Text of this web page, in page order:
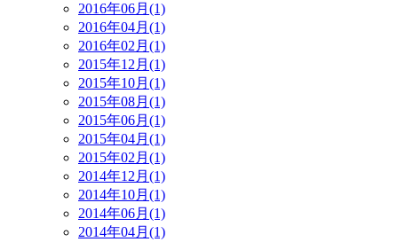
2016年06月(1)
2016年04月(1)
2016年02月(1)
2015年12月(1)
2015年10月(1)
2015年08月(1)
2015年06月(1)
2015年04月(1)
2015年02月(1)
2014年12月(1)
2014年10月(1)
2014年06月(1)
2014年04月(1)